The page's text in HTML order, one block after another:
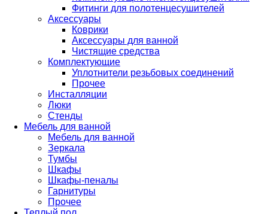
Фитинги для полотенцесушителей
Аксессуары
Коврики
Аксессуары для ванной
Чистящие средства
Комплектующие
Уплотнители резьбовых соединений
Прочее
Инсталляции
Люки
Стенды
Мебель для ванной
Мебель для ванной
Зеркала
Тумбы
Шкафы
Шкафы-пеналы
Гарнитуры
Прочее